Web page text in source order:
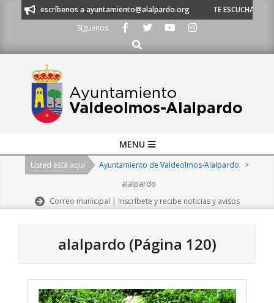
o escríbenos a ayuntamiento@alalpardo.org
TE ESCUCHAMOS -
Síguenos
Buscar
Navigation
MENU
Usted está aquí Ayuntamiento de Valdeolmos-Alalpardo
>
alalpardo
Correo municipal | Inscríbete y recibe noticias y avisos
alalpardo (Página 120)